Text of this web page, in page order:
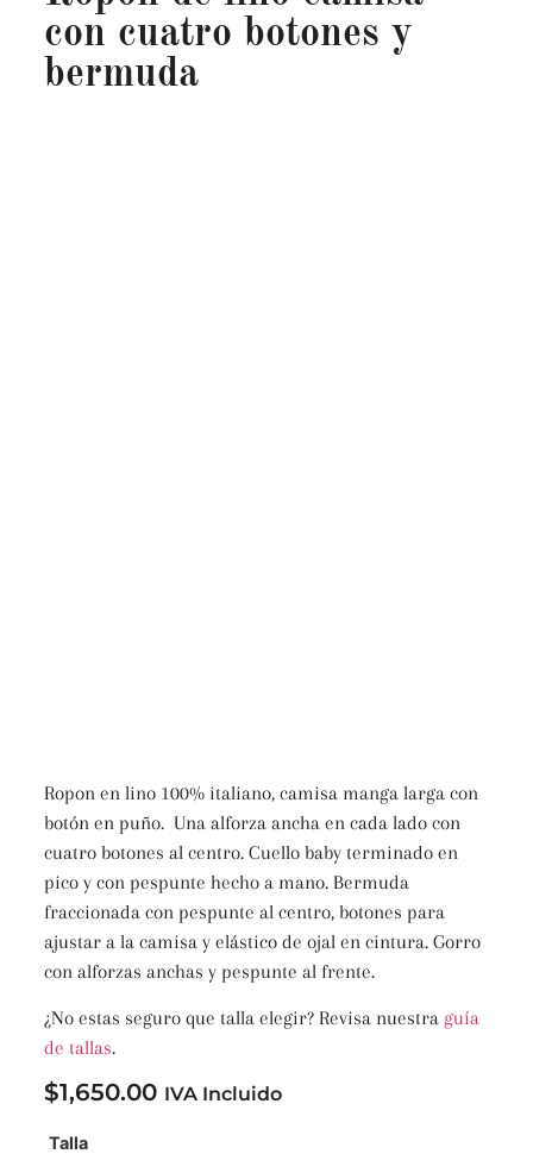
con cuatro botones y
bermuda
Ropon en lino 100% italiano, camisa manga larga con
botón en puño. Una alforza ancha en cada lado con
cuatro botones al centro. Cuello baby terminado en
pico y con pespunte hecho a mano. Bermuda
fraccionada con pespunte al centro, botones para
ajustar a la camisa y elástico de ojal en cintura. Gorro
con alforzas anchas y pespunte al frente.
¿No estas seguro que talla elegir? Revisa nuestra guía
de tallas.
$1,650.00 IVA Incluido
Talla